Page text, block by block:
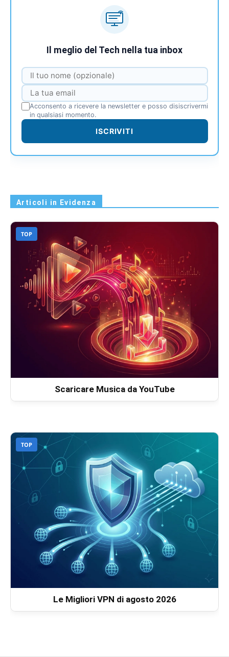
Il meglio del Tech nella tua inbox
Acconsento a ricevere la newsletter e posso disiscrivermi
in qualsiasi momento.
ISCRIVITI
Articoli in Evidenza
TOP
Scaricare Musica da YouTube
TOP
Le Migliori VPN di agosto 2026